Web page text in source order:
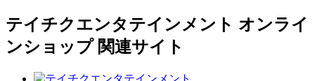
テイチクエンタテインメント オンライ
ンショップ 関連サイト